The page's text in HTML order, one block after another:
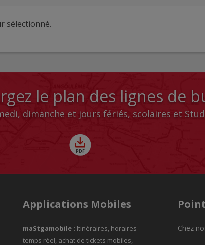
sélectionné.
le plan des lignes de
dimanche et jours fériés, scolaires et
Applications Mobiles
maStgamobile : Itinéraires, horaires
temps réel, achat de tickets mobiles,
Chez